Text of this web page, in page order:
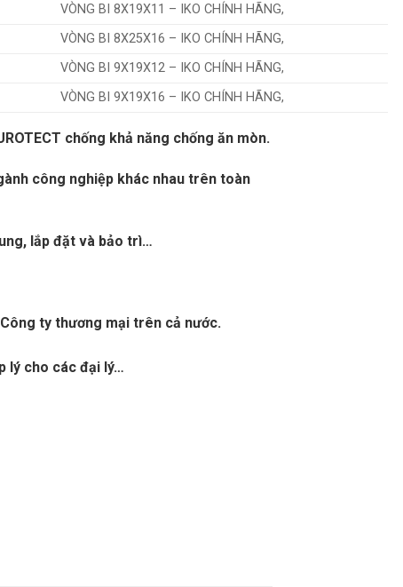
VÒNG BI 8X19X11 – IKO CHÍNH HÃNG,
VÒNG BI 8X25X16 – IKO CHÍNH HÃNG,
VÒNG BI 9X19X12 – IKO CHÍNH HÃNG,
VÒNG BI 9X19X16 – IKO CHÍNH HÃNG,
chống khả năng chống ăn mòn.
công nghiệp khác nhau trên toàn
lắp đặt và bảo trì…
ty thương mại trên cả nước.
lý cho các đại lý…